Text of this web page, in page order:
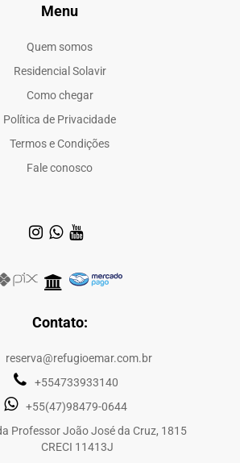
Menu
Quem somos
Residencial Solavir
Como chegar
Política de Privacidade
Termos e Condições
Fale conosco
Contato:
reserva@refugioemar.com.br
+554733933140
+55(47)98479-0644
Professor João José da Cruz, 1815
CRECI 11413J